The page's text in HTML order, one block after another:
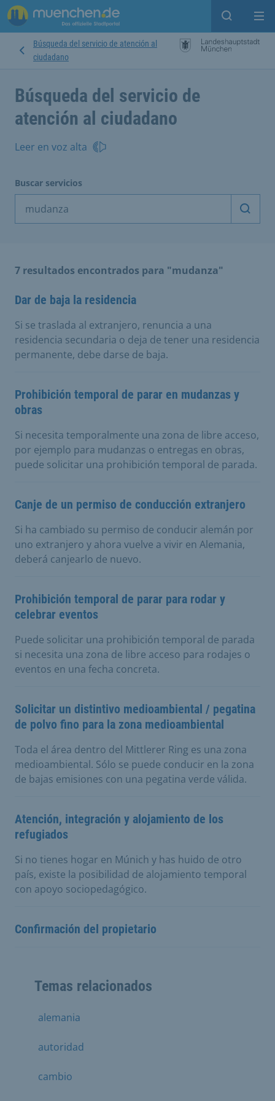
Open
Búsqueda del servicio de atención al
ciudadano
Búsqueda del servicio de
atención al ciudadano
Leer en voz alta
Buscar servicios
7 resultados encontrados para "mudanza"
Dar de baja la residencia
Si se traslada al extranjero, renuncia a una
residencia secundaria o deja de tener una residencia
permanente, debe darse de baja.
Prohibición temporal de parar en mudanzas y
obras
Si necesita temporalmente una zona de libre acceso,
por ejemplo para mudanzas o entregas en obras,
puede solicitar una prohibición temporal de parada.
Canje de un permiso de conducción extranjero
Si ha cambiado su permiso de conducir alemán por
uno extranjero y ahora vuelve a vivir en Alemania,
deberá canjearlo de nuevo.
Prohibición temporal de parar para rodar y
celebrar eventos
Puede solicitar una prohibición temporal de parada
si necesita una zona de libre acceso para rodajes o
eventos en una fecha concreta.
Solicitar un distintivo medioambiental / pegatina
de polvo fino para la zona medioambiental
Toda el área dentro del Mittlerer Ring es una zona
medioambiental. Sólo se puede conducir en la zona
de bajas emisiones con una pegatina verde válida.
Atención, integración y alojamiento de los
refugiados
Si no tienes hogar en Múnich y has huido de otro
país, existe la posibilidad de alojamiento temporal
con apoyo sociopedagógico.
Confirmación del propietario
Temas relacionados
alemania
autoridad
cambio